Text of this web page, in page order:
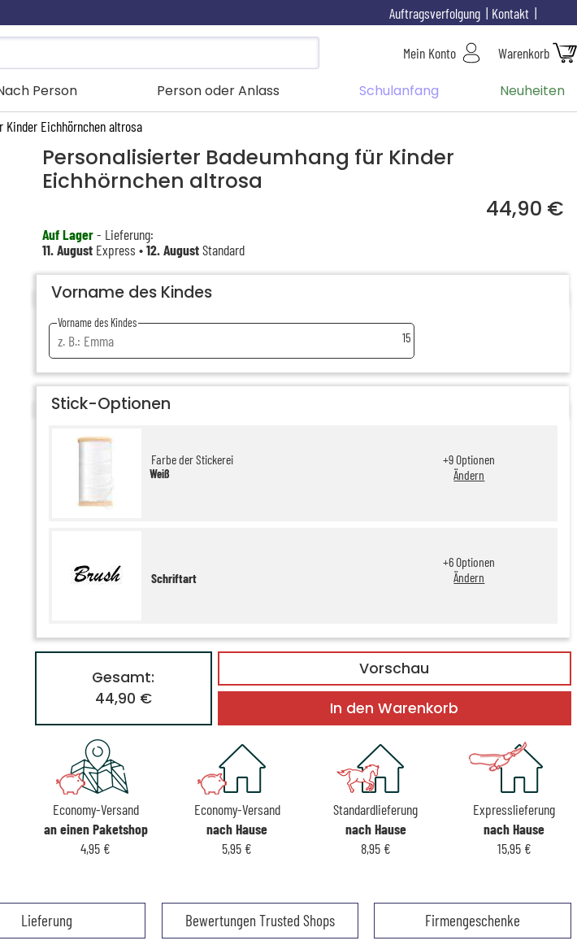
Kontakt
Auftragsverfolgung
Mein Konto Warenkorb
Person Person oder Anlass Schulanfang Neuheiten
Kinder Eichhörnchen altrosa
Personalisierter Badeumhang für Kinder
Eichhörnchen altrosa
44,90 €
Auf Lager- Lieferung:
11. AugustExpress •12. AugustStandard
Vorname des Kindes
Vorname des Kindes
15
Stick-Optionen
Farbe der Stickerei
Weiß
+9Optionen
Ändern
Schriftart
+6Optionen
Ändern
Vorschau
Gesamt:
44,90 €
In den Warenkorb
Economy-Versand
an einen Paketshop
4,95 €
Economy-Versand
nach Hause
5,95 €
Standardlieferung
nach Hause
8,95 €
Expresslieferung
nach Hause
15,95 €
Lieferung Bewertungen Trusted Shops Firmengeschenke